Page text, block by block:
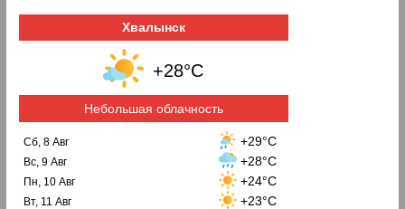
Хвалынск
+28°C
Небольшая облачность
Сб, 8 Авг +29°C
Вс, 9 Авг +28°C
Пн, 10 Авг +24°C
Вт, 11 Авг +23°C